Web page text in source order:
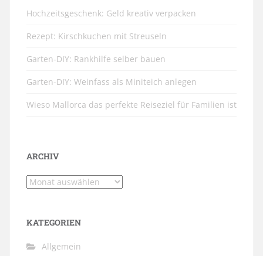
Hochzeitsgeschenk: Geld kreativ verpacken
Rezept: Kirschkuchen mit Streuseln
Garten-DIY: Rankhilfe selber bauen
Garten-DIY: Weinfass als Miniteich anlegen
Wieso Mallorca das perfekte Reiseziel für Familien ist
ARCHIV
Archiv
KATEGORIEN
Allgemein